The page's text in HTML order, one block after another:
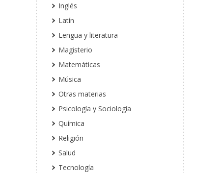
Inglés
Latín
Lengua y literatura
Magisterio
Matemáticas
Música
Otras materias
Psicología y Sociología
Química
Religión
Salud
Tecnología